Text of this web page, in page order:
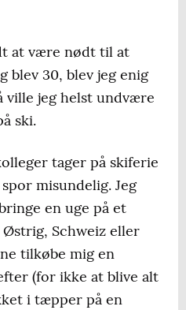
at være nødt til at
blev 30, blev jeg enig
ville jeg helst undvære
ski.
tager på skiferie
misundelig. Jeg
en uge på et
Schweiz eller
tilkøbe mig en
(for ikke at blive alt
i tæpper på en